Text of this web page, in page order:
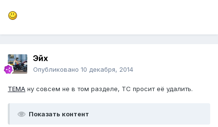
Эйх
Опубликовано 10 декабря, 2014
ТЕМА ну совсем не в том разделе, ТС просит её удалить.
Показать контент